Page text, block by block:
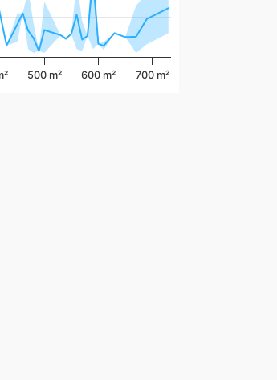
500 m² 600 m² 700 m²